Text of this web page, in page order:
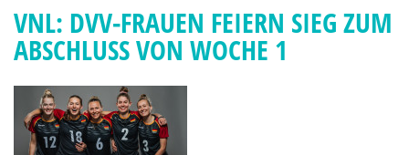
VNL: DVV-FRAUEN FEIERN SIEG ZUM
ABSCHLUSS VON WOCHE 1